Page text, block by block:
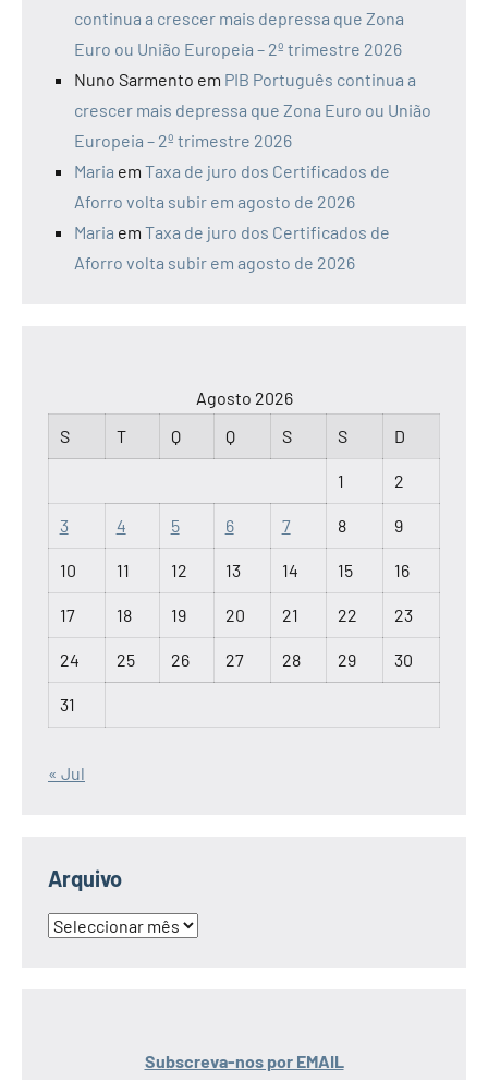
continua a crescer mais depressa que Zona
Euro ou União Europeia – 2º trimestre 2026
Nuno Sarmento em PIB Português continua a
crescer mais depressa que Zona Euro ou União
Europeia – 2º trimestre 2026
Maria em Taxa de juro dos Certificados de
Aforro volta subir em agosto de 2026
Maria em Taxa de juro dos Certificados de
Aforro volta subir em agosto de 2026
Agosto 2026
S
T Q Q S S D
1 2
3 4 5 6 7 8 9
10 11 12 13 14 15 16
17 18 19 20 21 22 23
24 25 26 27 28 29 30
31
« Jul
Arquivo
Arquivo
Subscreva-nos por EMAIL